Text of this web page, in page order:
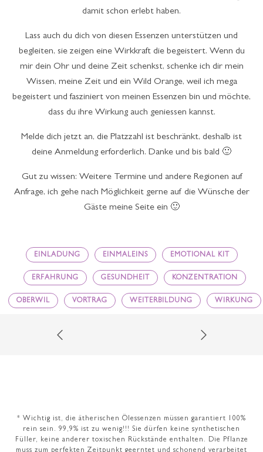
damit schon erlebt haben.
Lass auch du dich von diesen Essenzen unterstützen und
begleiten, sie zeigen eine Wirkkraft die begeistert. Wenn du
mir dein Ohr und deine Zeit schenkst, schenke ich dir mein
Wissen, meine Zeit und ein Wild Orange, weil ich mega
begeistert und fasziniert von meinen Essenzen bin und möchte,
dass du ihre Wirkung auch geniessen kannst.
Melde dich jetzt an, die Platzzahl ist beschränkt, deshalb ist
deine Anmeldung erforderlich. Danke und bis bald 🙂
Gut zu wissen: Weitere Termine und andere Regionen auf
Anfrage, ich gehe nach Möglichkeit gerne auf die Wünsche der
Gäste meine Seite ein 🙂
EINLADUNG EINMALEINS EMOTIONAL KIT
ERFAHRUNG GESUNDHEIT KONZENTRATION
OBERWIL VORTRAG WEITERBILDUNG WIRKUNG
* Wichtig ist, die ätherischen Ölessenzen müssen garantiert 100%
rein sein. 99,9% ist zu wenig!!! Sie dürfen keine synthetischen
Füller, keine anderer toxischen Rückstände enthalten. Die Pflanze